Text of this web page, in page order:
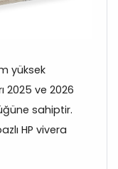
yüksek
2025 ve 2026
sahiptir.
HP vivera